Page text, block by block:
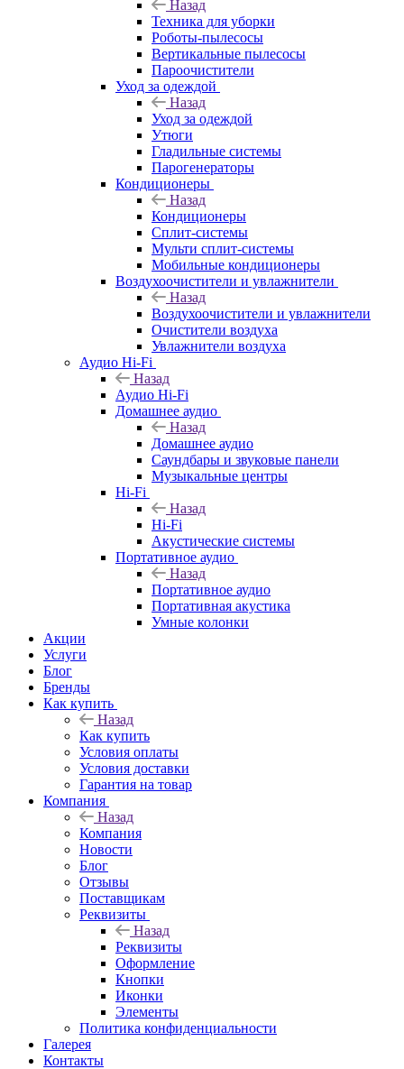
Назад
Техника для уборки
Роботы-пылесосы
Вертикальные пылесосы
Пароочистители
Уход за одеждой
Назад
Уход за одеждой
Утюги
Гладильные системы
Парогенераторы
Кондиционеры
Назад
Кондиционеры
Сплит-системы
Мульти сплит-системы
Мобильные кондиционеры
Воздухоочистители и увлажнители
Назад
Воздухоочистители и увлажнители
Очистители воздуха
Увлажнители воздуха
Аудио Hi-Fi
Назад
Аудио Hi-Fi
Домашнее аудио
Назад
Домашнее аудио
Саундбары и звуковые панели
Музыкальные центры
Hi-Fi
Назад
Hi-Fi
Акустические системы
Портативное аудио
Назад
Портативное аудио
Портативная акустика
Умные колонки
Акции
Услуги
Блог
Бренды
Как купить
Назад
Как купить
Условия оплаты
Условия доставки
Гарантия на товар
Компания
Назад
Компания
Новости
Блог
Отзывы
Поставщикам
Реквизиты
Назад
Реквизиты
Оформление
Кнопки
Иконки
Элементы
Политика конфиденциальности
Галерея
Контакты